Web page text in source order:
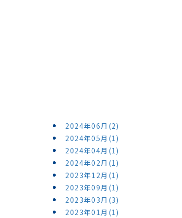
2024年06月(2)
2024年05月(1)
2024年04月(1)
2024年02月(1)
2023年12月(1)
2023年09月(1)
2023年03月(3)
2023年01月(1)